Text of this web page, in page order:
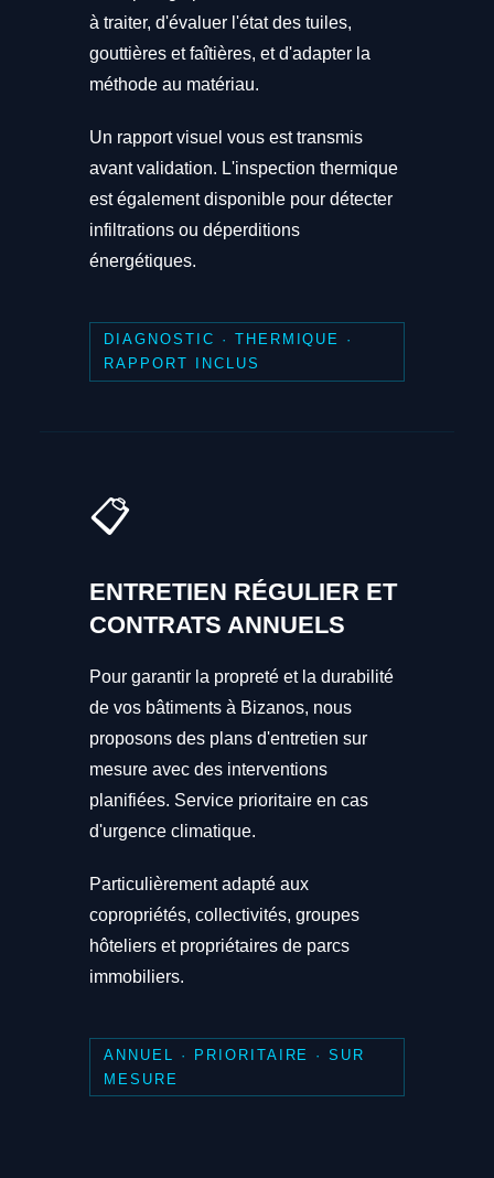
à traiter, d'évaluer l'état des tuiles,
gouttières et faîtières, et d'adapter la
méthode au matériau.
Un rapport visuel vous est transmis
avant validation. L'inspection thermique
est également disponible pour détecter
infiltrations ou déperditions
énergétiques.
DIAGNOSTIC · THERMIQUE ·
RAPPORT INCLUS
📋
ENTRETIEN RÉGULIER ET
CONTRATS ANNUELS
Pour garantir la propreté et la durabilité
de vos bâtiments à Bizanos, nous
proposons des plans d'entretien sur
mesure avec des interventions
planifiées. Service prioritaire en cas
d'urgence climatique.
Particulièrement adapté aux
copropriétés, collectivités, groupes
hôteliers et propriétaires de parcs
immobiliers.
ANNUEL · PRIORITAIRE · SUR
MESURE